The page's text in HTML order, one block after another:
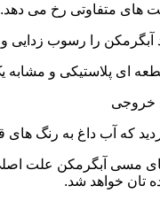
های متفاوتی رخ می
آبگرمکن را رسوب زدایی
ای پلاستیکی و مشابه
خروجی
که آب داغ به رنگ
مسی آبگرمکن علت
تان خواهد شد.